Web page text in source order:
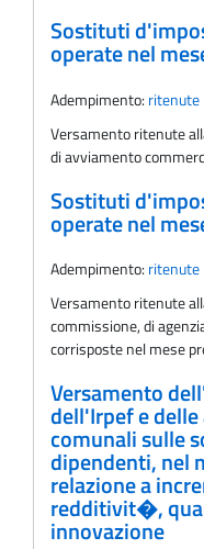
Sostituti
operate nel
Adempimento: ritenute
Versamento ritenute
di avviamento
Sostituti
operate nel
Adempimento: ritenute
Versamento ritenute
commissione, di
corrisposte nel mese
Versamento
dell'Irpef e
comunali sulle
dipendenti, nel
relazione a
redditivit�,
innovazione